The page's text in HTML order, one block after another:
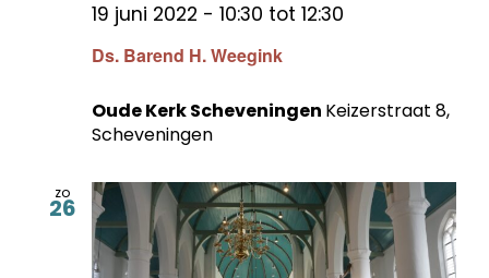
Ds. Barend H. Weegink
19 juni 2022 - 10:30 tot 12:30
Oude Kerk Scheveningen Keizerstraat 8,
Scheveningen
zo
26